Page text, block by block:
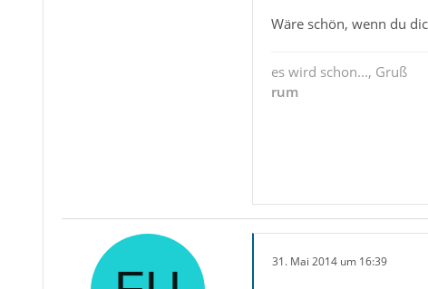
Wäre schön, wenn du
es wird schon..., Gruß
rum
31. Mai 2014 um 16:39